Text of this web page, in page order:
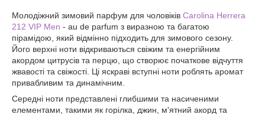
Молодіжний зимовий парфум для чоловіків Carolina Herrera
212 VIP Men - au de parfum з виразною та багатою
пірамідою, який відмінно підходить для зимового сезону.
Його верхні ноти відкриваються свіжим та енергійним
акордом цитрусів та перцю, що створює початкове відчуття
жвавості та свіжості. Ці яскраві вступні ноти роблять аромат
привабливим та динамічним.
Середні ноти представлені глибшими та насиченими
елементами, такими як горілка, джин, м'ятний акорд та